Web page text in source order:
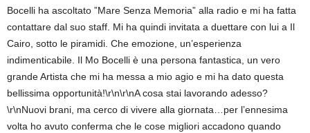
Bocelli ha ascoltato ”Mare Senza Memoria” alla radio e mi ha fatta
contattare dal suo staff. Mi ha quindi invitata a duettare con lui a Il
Cairo, sotto le piramidi. Che emozione, un’esperienza
indimenticabile. Il Mo Bocelli è una persona fantastica, un vero
grande Artista che mi ha messa a mio agio e mi ha dato questa
bellissima opportunità!\r\n\r\nA cosa stai lavorando adesso?
\r\nNuovi brani, ma cerco di vivere alla giornata…per l’ennesima
volta ho avuto conferma che le cose migliori accadono quando